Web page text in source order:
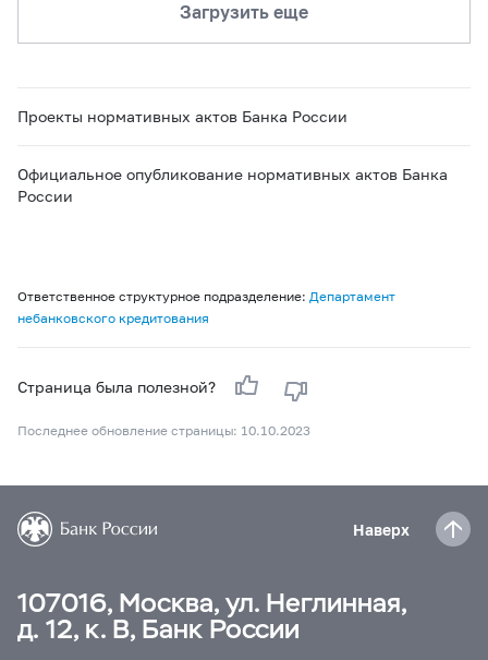
Загрузить еще
Проекты нормативных актов Банка России
Официальное опубликование нормативных актов Банка
России
Ответственное структурное подразделение: Департамент
небанковского кредитования
Страница была полезной?
Последнее обновление страницы: 10.10.2023
Наверх
107016, Москва, ул. Неглинная,
д. 12, к. В, Банк России